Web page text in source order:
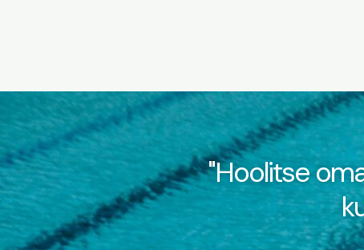
"Hoolitse